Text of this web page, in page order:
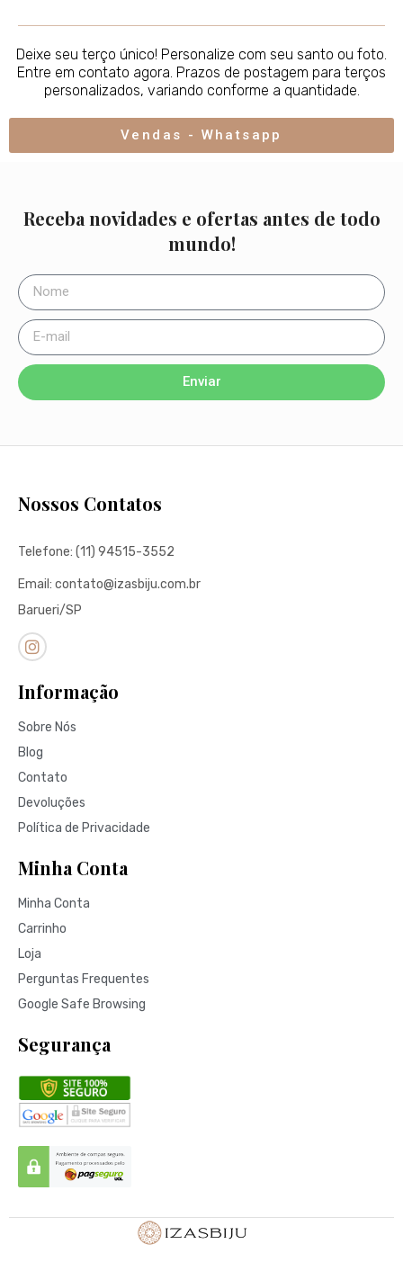
Deixe seu terço único! Personalize com seu santo ou foto.
Entre em contato agora. Prazos de postagem para terços
personalizados, variando conforme a quantidade.
Vendas - Whatsapp
Receba novidades e ofertas antes de todo
mundo!
Enviar
Nossos Contatos
Telefone: (11) 94515-3552
Email: contato@izasbiju.com.br
Barueri/SP
Informação
Sobre Nós
Blog
Contato
Devoluções
Política de Privacidade
Minha Conta
Minha Conta
Carrinho
Loja
Perguntas Frequentes
Google Safe Browsing
Segurança